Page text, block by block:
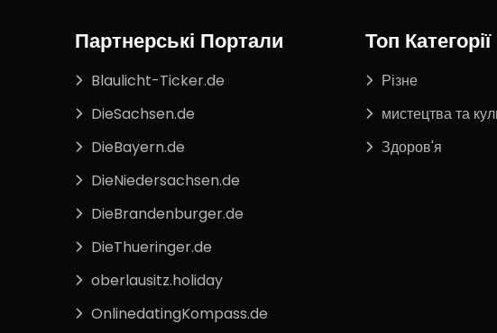
Партнерські Портали
Blaulicht-Ticker.de
DieSachsen.de
DieBayern.de
DieNiedersachsen.de
DieBrandenburger.de
DieThueringer.de
oberlausitz.holiday
OnlinedatingKompass.de
Топ Категорії
Різне
мистецтва та
Здоров'я